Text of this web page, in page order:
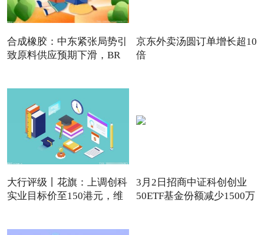
合成橡胶：中东紧张局势引
致原料供应预期下滑，BR
京东外卖汤圆订单增长超10
倍
大行评级丨花旗：上调创科
实业目标价至150港元，维
3月2日招商中证科创创业
50ETF基金份额减少1500万